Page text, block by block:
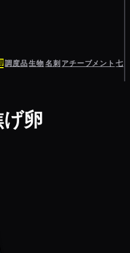
調度品生物名刺 アチーブメント 七
卵